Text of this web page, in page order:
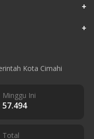
+
+
Kota Cimahi
Minggu Ini
57.494
Total